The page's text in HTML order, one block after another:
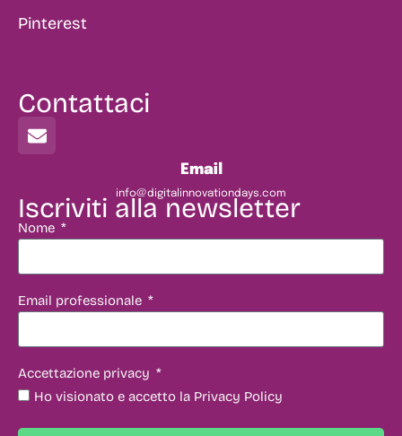
Pinterest
Contattaci
Email
info@digitalinnovationdays.com
Iscriviti alla newsletter
Nome
Email professionale
Accettazione privacy
Ho visionato e accetto la Privacy Policy